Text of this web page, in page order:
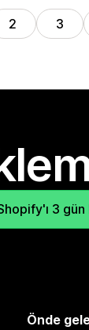
2 3
3
Önde